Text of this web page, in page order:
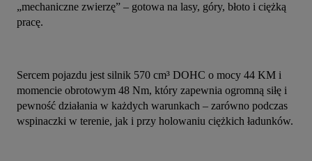
„mechaniczne zwierzę” – gotowa na lasy, góry, błoto i ciężką
pracę.
Sercem pojazdu jest silnik 570 cm³ DOHC o mocy 44 KM i
momencie obrotowym 48 Nm, który zapewnia ogromną siłę i
pewność działania w każdych warunkach – zarówno podczas
wspinaczki w terenie, jak i przy holowaniu ciężkich ładunków.